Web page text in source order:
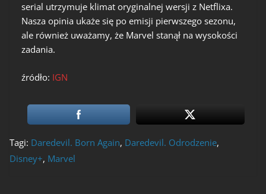
serial utrzymuje klimat oryginalnej wersji z Netflixa.
Nasza opinia ukaże się po emisji pierwszego sezonu,
ale również uważamy, że Marvel stanął na wysokości
zadania.
źródło: IGN
Tagi: Daredevil. Born Again, Daredevil. Odrodzenie,
Disney+, Marvel